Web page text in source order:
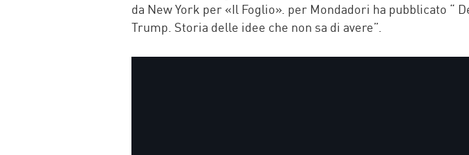
da New York per «Il Foglio». per Mondadori ha pubblicato “
Trump. Storia delle idee che non sa di avere”.